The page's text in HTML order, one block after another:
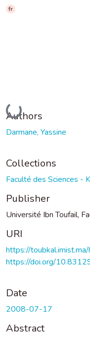
fr
Loading...
Authors
Darmane, Yassine
Collections
Faculté des Sciences -
Publisher
Université Ibn Toufail,
URI
https://
https://doi.org/
Date
2008-07-17
Abstract